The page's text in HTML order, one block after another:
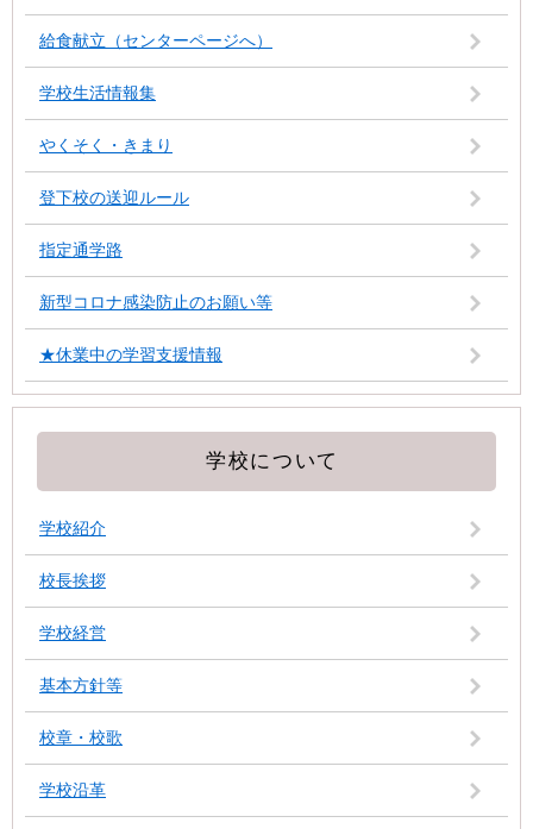
給食献立（センターページへ）
学校生活情報集
やくそく・きまり
登下校の送迎ルール
指定通学路
新型コロナ感染防止のお願い等
★休業中の学習支援情報
学校について
学校紹介
校長挨拶
学校経営
基本方針等
校章・校歌
学校沿革